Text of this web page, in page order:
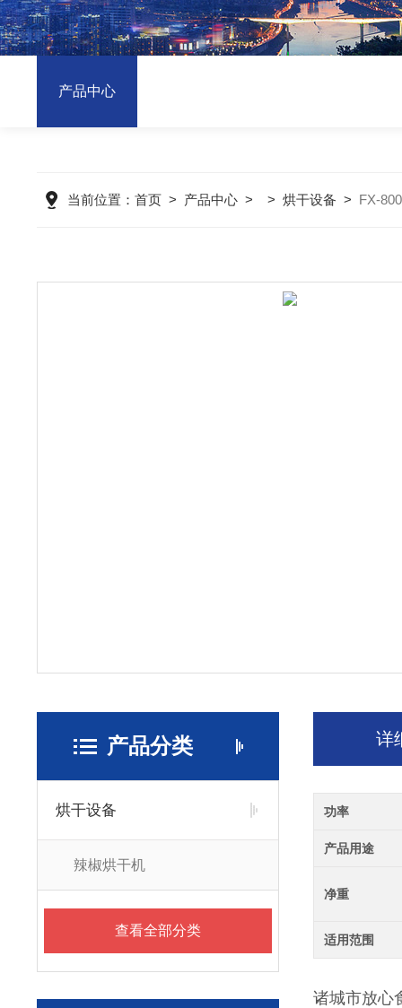
产品中心
当前位置： 首页> 产品中心> > 烘干设备 > FX-
产品分类
烘干设备
辣椒烘干机
查看全部分类
详
功率
产品用途
净重
适用范围
诸城市放心